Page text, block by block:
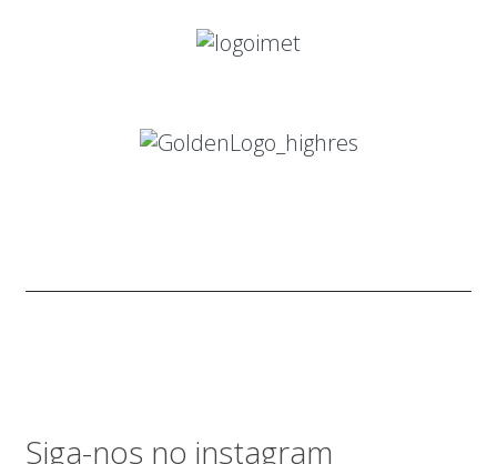
Siga-nos no instagram